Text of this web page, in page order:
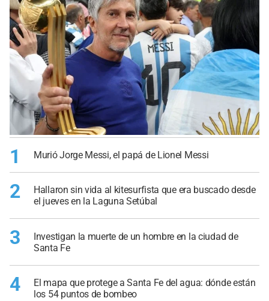
1 Murió Jorge Messi, el papá de Lionel Messi
2
Hallaron sin vida al kitesurfista que era buscado desde
el jueves en la Laguna Setúbal
3
Investigan la muerte de un hombre en la ciudad de
Santa Fe
4
El mapa que protege a Santa Fe del agua: dónde están
los 54 puntos de bombeo